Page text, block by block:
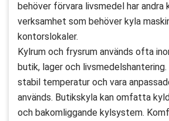
behöver förvara livsmedel har andra
verksamhet som behöver kyla
kontorslokaler.
Kylrum och frysrum används ofta
butik, lager och
stabil temperatur och vara
används. Butikskyla kan omfatta
och bakomliggande kylsystem.